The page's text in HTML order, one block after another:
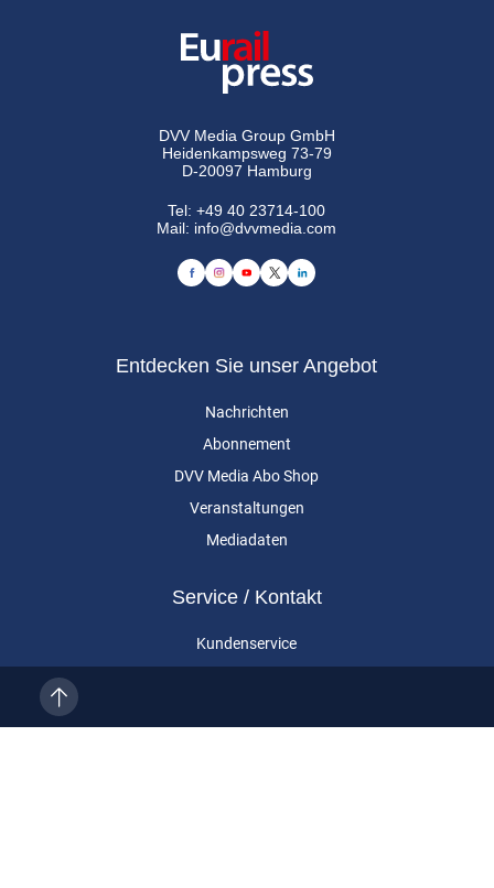
DVV Media Group GmbH
Heidenkampsweg 73-79
D-20097 Hamburg
Tel:+49 40 23714-100
Mail: info@dvvmedia.com
Entdecken Sie unser Angebot
Nachrichten
Abonnement
DVV Media Abo Shop
Veranstaltungen
Mediadaten
Service / Kontakt
Kundenservice